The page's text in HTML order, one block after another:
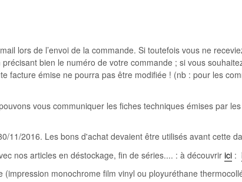
lors de l’envoi de la commande. Si toutefois vous ne
précisant bien le numéro de votre commande ; si vous
facture émise ne pourra pas être modifiée ! (nb : pour les
vous communiquer les fiches techniques émises par
11/2016. Les bons d'achat devaient être utilisés avant cette
nos articles en déstockage, fin de séries.... : à découvrir ici :
monochrome film vinyl ou ployuréthane